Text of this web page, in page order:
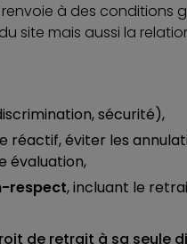
renvoie à des conditions
site mais aussi la
sécurité),
réactif, éviter les
évaluation,
respect, incluant le
de retrait à sa seule